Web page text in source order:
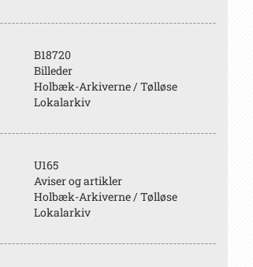
B18720
Billeder
Holbæk-Arkiverne / Tølløse
Lokalarkiv
U165
Aviser og artikler
Holbæk-Arkiverne / Tølløse
Lokalarkiv